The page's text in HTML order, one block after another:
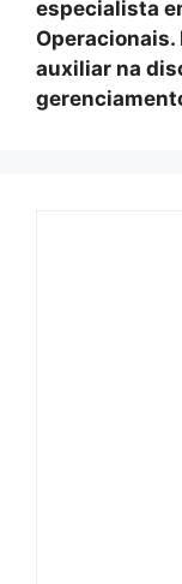
especialista
Operacionais.
auxiliar na